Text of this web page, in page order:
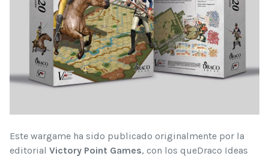
Este wargame ha sido publicado originalmente por la
editorial Victory Point Games, con los queDraco Ideas